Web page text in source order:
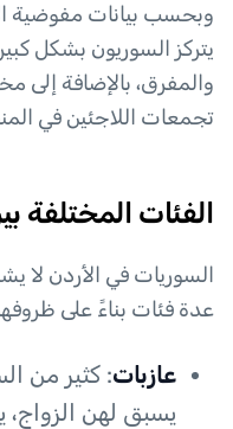
وبحسب بيانات مفوضية
يتركز السوريون بشكل
والمفرق، بالإضافة إلى
تجمعات اللاجئين في
الفئات المختلفة
السوريات في الأردن لا
عدة فئات بناءً على
عازبات: كثير من
يسبق لهن